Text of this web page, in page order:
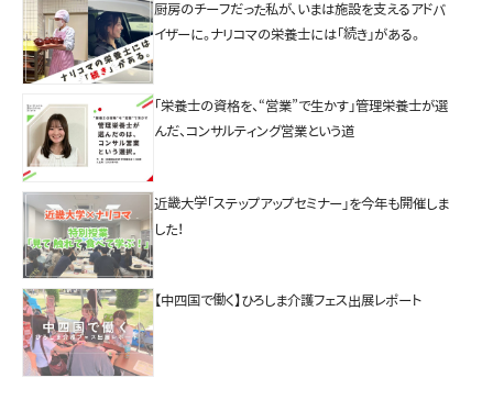
厨房のチーフだった私が、いまは施設を支えるアドバ
イザーに。ナリコマの栄養士には「続き」がある。
「栄養士の資格を、“営業”で生かす」管理栄養士が選
んだ、コンサルティング営業という道
近畿大学「ステップアップセミナー」を今年も開催しま
した！
【中四国で働く】ひろしま介護フェス出展レポート